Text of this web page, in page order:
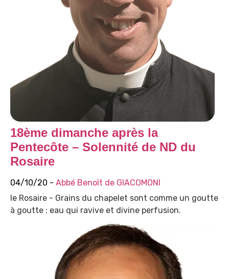
18ème dimanche après la
Pentecôte – Solennité de ND du
Rosaire
04/10/20 - Abbé Benoît de GIACOMONI
le Rosaire - Grains du chapelet sont comme un goutte
à goutte : eau qui ravive et divine perfusion.